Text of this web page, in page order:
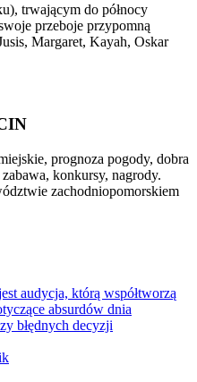
trwającym do północy
przeboje przypomną
Margaret, Kayah, Oskar
prognoza pogody, dobra
konkursy, nagrody.
zachodniopomorskiem
audycja, którą współtworzą
absurdów dnia
błędnych decyzji